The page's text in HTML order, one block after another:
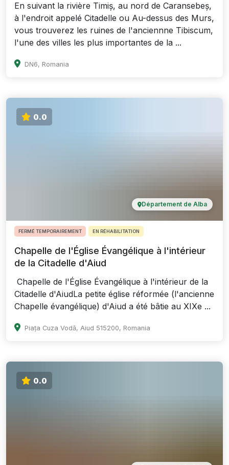
En suivant la rivière Timiș, au nord de Caransebeș,
à l'endroit appelé Citadelle ou Au-dessus des Murs,
vous trouverez les ruines de l'anciennne Tibiscum,
l'une des villes les plus importantes de la ...
DN6, Romania
0.0
Département de Alba
FERMÉ TEMPORAIREMENT EN RÉHABILITATION
Chapelle de l'Église Évangélique à l'intérieur
de la Citadelle d'Aiud
Chapelle de l'Église Évangélique à l'intérieur de la
Citadelle d'AiudLa petite église réformée (l'ancienne
Chapelle évangélique) d'Aiud a été bâtie au XIXe ...
Piața Cuza Vodă, Aiud 515200, Romania
0.0